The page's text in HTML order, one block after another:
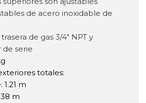
de acero inoxidable de
de gas 3/4″ NPT y
de serie
totales:
1.21 m
m